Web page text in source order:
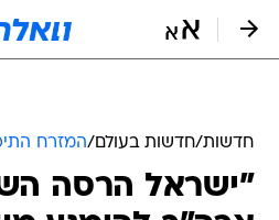
חדשות/חדשות בעולם/המזרח
"ישראל הרסה